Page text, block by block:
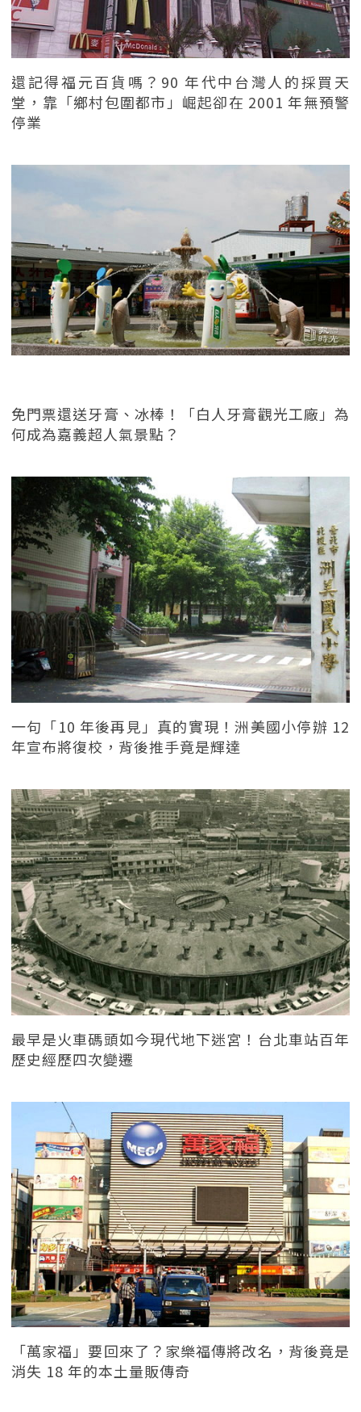
還記得福元百貨嗎？90 年代中台灣人的採買天
堂，靠「鄉村包圍都市」崛起卻在 2001 年無預警
停業
免門票還送牙膏、冰棒！「白人牙膏觀光工廠」為
何成為嘉義超人氣景點？
一句「10 年後再見」真的實現！洲美國小停辦 12
年宣布將復校，背後推手竟是輝達
最早是火車碼頭如今現代地下迷宮！台北車站百年
歷史經歷四次變遷
「萬家福」要回來了？家樂福傳將改名，背後竟是
消失 18 年的本土量販傳奇